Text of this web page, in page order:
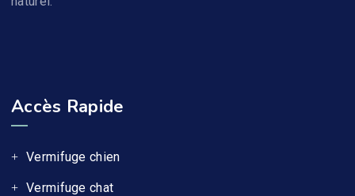
Accès Rapide
Vermifuge chien
Vermifuge chat